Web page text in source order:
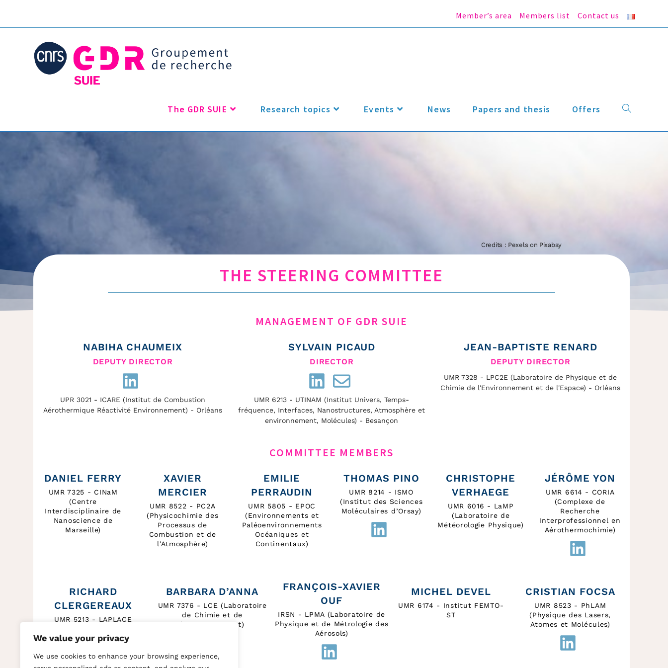
We value your privacy
We use cookies to enhance your browsing experience,
Member’s area Members list Contact us
The GDR SUIE Research topics Events News Papers and thesis Offers
Credits : Pexels on Pixabay
LE COMITÉ DE PILOTAGE
THE STEERING COMMITTEE
MANAGEMENT OF GDR SUIE
NABIHA CHAUMEIX
DEPUTY DIRECTOR
UPR 3021 - ICARE (Institut de Combustion
Aérothermique Réactivité Environnement) - Orléans
SYLVAIN PICAUD
DIRECTOR
UMR 6213 - UTINAM (Institut Univers, Temps-
fréquence, Interfaces, Nanostructures, Atmosphère et
environnement, Molécules) - Besançon
JEAN-BAPTISTE RENARD
DEPUTY DIRECTOR
UMR 7328 - LPC2E (Laboratoire de Physique et de
Chimie de l'Environnement et de l'Espace) - Orléans
COMMITTEE MEMBERS
DANIEL FERRY
UMR 7325 - CINaM
(Centre
Interdisciplinaire de
Nanoscience de
Marseille)
XAVIER
MERCIER
UMR 8522 - PC2A
(Physicochimie des
Processus de
Combustion et de
l'Atmosphère)
EMILIE
PERRAUDIN
UMR 5805 - EPOC
(Environnements et
Paléoenvironnements
Océaniques et
Continentaux)
THOMAS PINO
UMR 8214 - ISMO
(Institut des Sciences
Moléculaires d’Orsay)
CHRISTOPHE
VERHAEGE
UMR 6016 - LaMP
(Laboratoire de
Météorologie Physique)
JÉRÔME YON
UMR 6614 - CORIA
(Complexe de
Recherche
Interprofessionnel en
Aérothermochimie)
RICHARD
CLERGEREAUX
UMR 5213 - LAPLACE
Conversion d’Energie)
BARBARA D’ANNA
UMR 7376 - LCE (Laboratoire
de Chimie et de
l'Environnement)
FRANÇOIS-XAVIER
OUF
IRSN - LPMA (Laboratoire de
Physique et de Métrologie des
Aérosols)
MICHEL DEVEL
UMR 6174 - Institut FEMTO-
ST
CRISTIAN FOCSA
UMR 8523 - PhLAM
(Physique des Lasers,
Atomes et Molécules)